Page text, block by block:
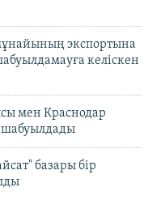
экспортына
келіскен
мен Краснодар
базары бір